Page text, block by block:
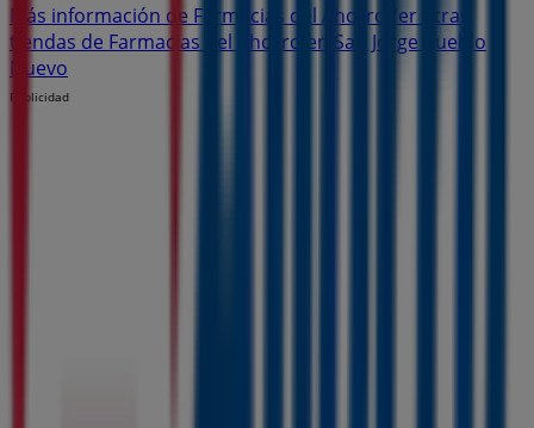
Más información de Farmacias del Ahorro
Ver otras
tiendas de Farmacias del Ahorro en San Jorge Pueblo
Nuevo
Publicidad